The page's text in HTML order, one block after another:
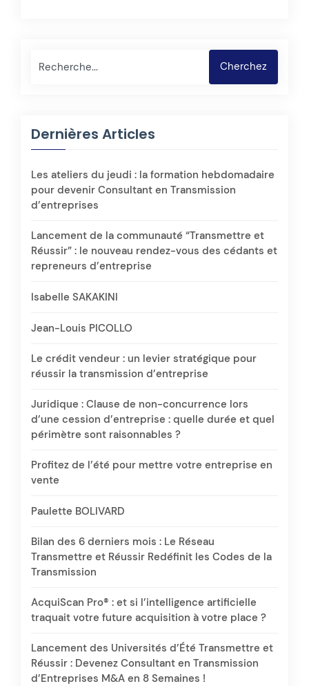
Rechercher Cherchez
Dernières Articles
Les ateliers du jeudi : la formation hebdomadaire
pour devenir Consultant en Transmission
d’entreprises
Lancement de la communauté “Transmettre et
Réussir” : le nouveau rendez-vous des cédants et
repreneurs d’entreprise
Isabelle SAKAKINI
Jean-Louis PICOLLO
Le crédit vendeur : un levier stratégique pour
réussir la transmission d’entreprise
Juridique : Clause de non-concurrence lors
d’une cession d’entreprise : quelle durée et quel
périmètre sont raisonnables ?
Profitez de l’été pour mettre votre entreprise en
vente
Paulette BOLIVARD
Bilan des 6 derniers mois : Le Réseau
Transmettre et Réussir Redéfinit les Codes de la
Transmission
AcquiScan Pro® : et si l’intelligence artificielle
traquait votre future acquisition à votre place ?
Lancement des Universités d’Été Transmettre et
Réussir : Devenez Consultant en Transmission
d’Entreprises M&A en 8 Semaines !